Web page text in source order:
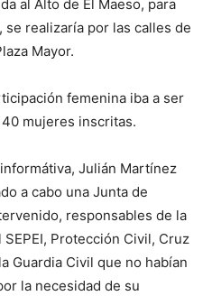
al Alto de El Maeso, para
realizaría por las calles de
Mayor.
femenina iba a ser
mujeres inscritas.
Julián Martínez
a cabo una Junta de
responsables de la
Protección Civil, Cruz
Guardia Civil que no habían
la necesidad de su